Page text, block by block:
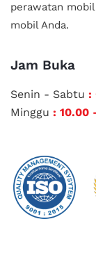
perawatan
mobil Anda.
Jam Buka
Senin - Sabtu :
Minggu : 10.00